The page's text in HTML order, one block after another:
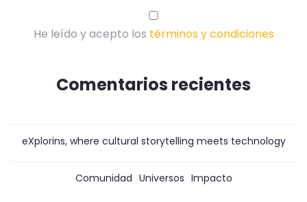
He leído y acepto los términos y condiciones
Comentarios recientes
eXplorins, where cultural storytelling meets technology
Comunidad Universos Impacto